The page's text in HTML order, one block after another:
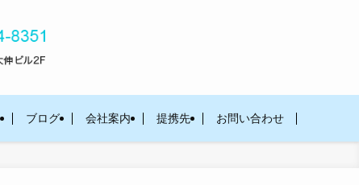
ブログ 会社案内 提携先 お問い合わせ